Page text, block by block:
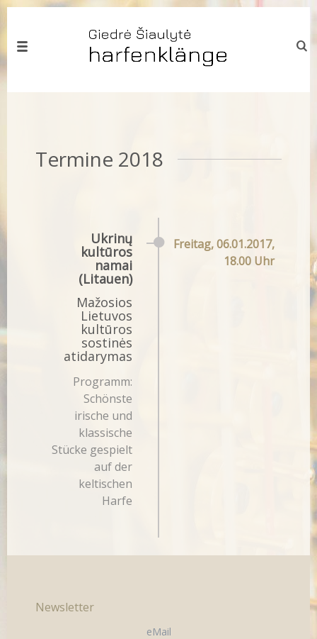
Termine 2018
Freitag, 06.01.2017,
18.00 Uhr
Ukrinų
kultūros
namai
(Litauen)
Mažosios
Lietuvos
kultūros
sostinės
atidarymas
Programm:
Schönste
irische und
klassische
Stücke gespielt
auf der
keltischen
Harfe
Newsletter
eMail